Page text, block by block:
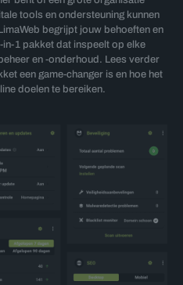
tools en ondersteuning kunnen
begrijpt jouw behoeften en
1 pakket dat inspeelt op elke
en -onderhoud. Lees verder
een game-changer is en hoe het
doelen te bereiken.